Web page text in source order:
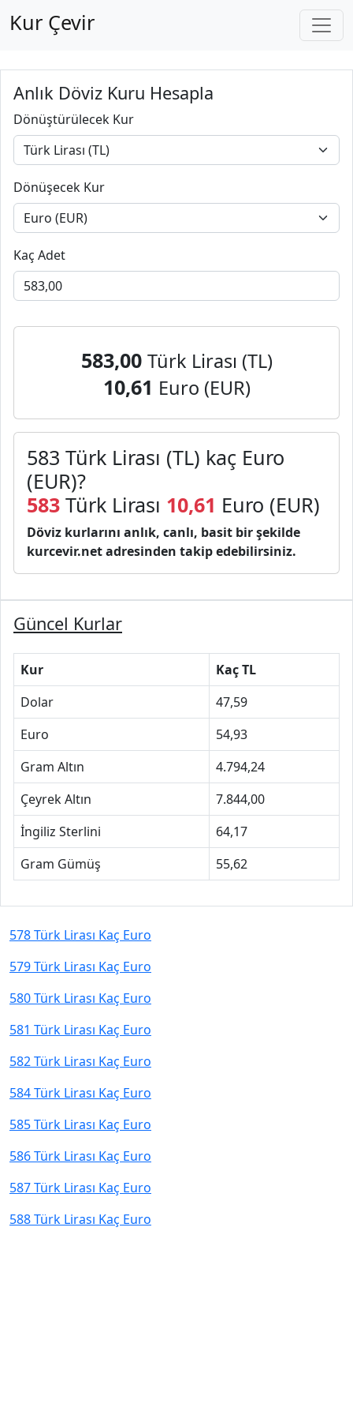
Kur Çevir
Anlık Döviz Kuru Hesapla
Dönüştürülecek Kur
Dönüşecek Kur
Kaç Adet
583,00 Türk Lirası (TL)
10,61 Euro (EUR)
583 Türk Lirası (TL) kaç Euro
(EUR)?
583 Türk Lirası 10,61 Euro (EUR)
Döviz kurlarını anlık, canlı, basit bir şekilde
kurcevir.net adresinden takip edebilirsiniz.
Güncel Kurlar
Kur
Kaç TL
Dolar
47,59
Euro
54,93
Gram Altın
4.794,24
Çeyrek Altın
7.844,00
İngiliz Sterlini
64,17
Gram Gümüş
55,62
578 Türk Lirası Kaç Euro
579 Türk Lirası Kaç Euro
580 Türk Lirası Kaç Euro
581 Türk Lirası Kaç Euro
582 Türk Lirası Kaç Euro
584 Türk Lirası Kaç Euro
585 Türk Lirası Kaç Euro
586 Türk Lirası Kaç Euro
587 Türk Lirası Kaç Euro
588 Türk Lirası Kaç Euro